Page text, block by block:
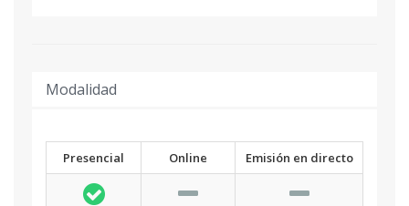
Modalidad
Presencial Online Emisión en directo